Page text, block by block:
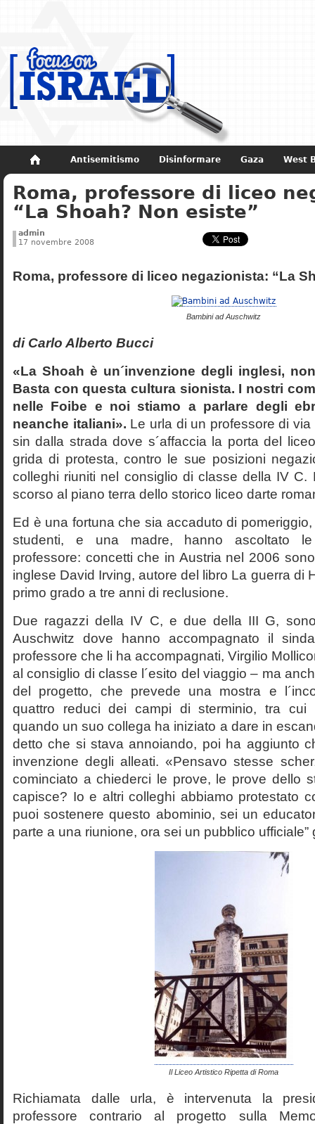
Antisemitismo Disinformare Gaza West
Non dimenticare Storia di Israele
Roma, professore di liceo
“La Shoah? Non esiste”
admin
17 novembre 2008
Roma, professore di liceo negazionista: “La
Bambini ad Auschwitz
di Carlo Alberto Bucci
«La Shoah è un´invenzione degli inglesi,
Basta con questa cultura sionista. I nostri
nelle Foibe e noi stiamo a parlare degli
neanche italiani». Le urla di un professore di
sin dalla strada dove s´affaccia la porta del
grida di protesta, contro le sue posizioni
colleghi riuniti nel consiglio di classe della IV C.
scorso al piano terra dello storico liceo darte
Ed è una fortuna che sia accaduto di
studenti, e una madre, hanno ascoltato le
professore: concetti che in Austria nel 2006
inglese David Irving, autore del libro La guerra di
primo grado a tre anni di reclusione.
Due ragazzi della IV C, e due della III G,
Auschwitz dove hanno accompagnato il
professore che li ha accompagnati, Virgilio
al consiglio di classe l´esito del viaggio – ma
del progetto, che prevede una mostra e
quattro reduci dei campi di sterminio, tra cui
quando un suo collega ha iniziato a dare in
detto che si stava annoiando, poi ha aggiunto
invenzione degli alleati. «Pensavo stesse
cominciato a chiederci le prove, le prove dello
capisce? Io e altri colleghi abbiamo protestato
puoi sostenere questo abominio, sei un
parte a una riunione, ora sei un pubblico ufficiale”
Il Liceo Artistico Ripetta di Roma
Richiamata dalle urla, è intervenuta la
professore contrario al progetto sulla